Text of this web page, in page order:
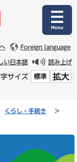
Foreign language
い日本語 読み上げ
サイズ 標準 拡大
くらし・手続き
>